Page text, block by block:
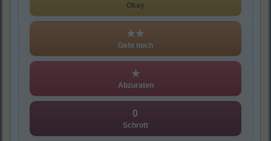
Okay
★★
Geht noch
★
Abzuraten
0
Schrott